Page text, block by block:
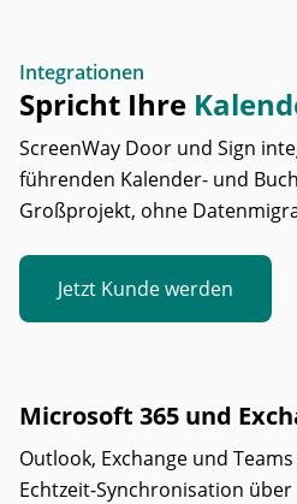
Integrationen
Spricht Ihre
ScreenWay Door und Sign
führenden Kalender- und
Großprojekt, ohne
Jetzt Kunde werden
Microsoft 365 und
Outlook, Exchange und
Echtzeit-Synchronisation